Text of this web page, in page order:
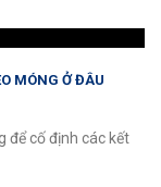
MÓNG Ở ĐÂU
để cố định các kết